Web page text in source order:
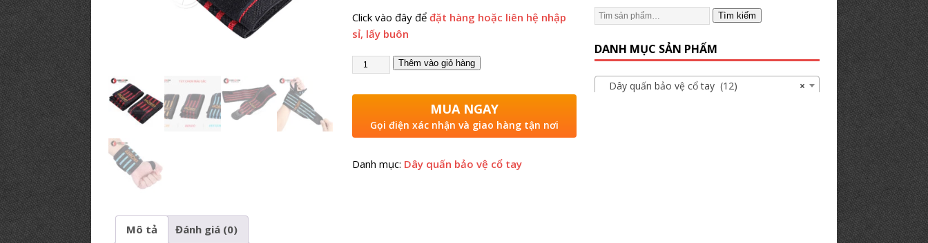
PHÒNG GYM TIÊU BIỂU
[ 12/03/2019 ] BÍ KÍP【Mở Phòng Gym Hiệu Quả】Hướng dẫn từ A đến Z
Click vào đây để đặt hàng hoặc liên hệ nhập
sỉ, lấy buôn
Thêm vào giỏ hàng
MUA NGAY
Gọi điện xác nhận và giao hàng tận nơi
Danh mục: Dây quấn bảo vệ cổ tay
Mô tả Đánh giá (0)
Tìm kiếm
DANH MỤC SẢN PHẨM
×
Dây quấn bảo vệ cổ tay (12)